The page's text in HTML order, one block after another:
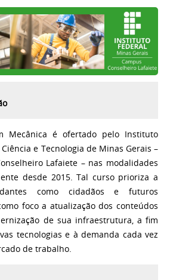
Mecânica é ofertado pelo Instituto
e Tecnologia de Minas Gerais –
Lafaiete – nas modalidades
desde 2015. Tal curso prioriza a
como cidadãos e futuros
foco a atualização dos conteúdos
de sua infraestrutura, a fim
tecnologias e à demanda cada vez
de trabalho.